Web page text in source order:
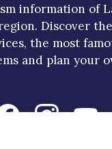
information of
Discover
the most
and plan your